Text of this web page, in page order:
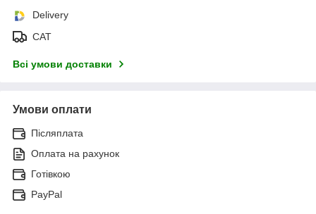
Delivery
САТ
Всі умови доставки
Умови оплати
Післяплата
Оплата на рахунок
Готівкою
PayPal